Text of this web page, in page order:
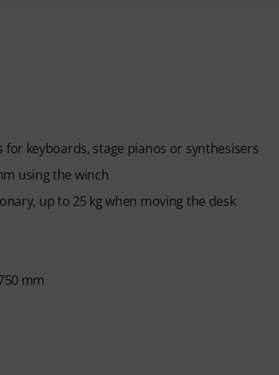
keyboards, stage pianos or synthesisers
using the winch
up to 25 kg when moving the desk
mm